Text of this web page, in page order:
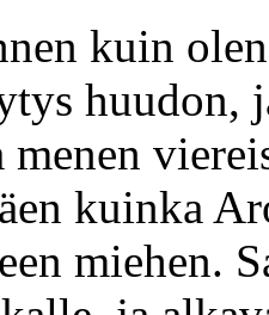
kuin
huudon,
menen
kuinka
miehen.